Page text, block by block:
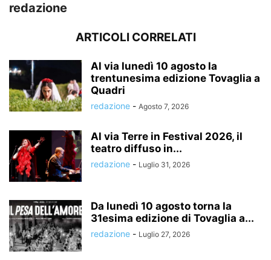
redazione
ARTICOLI CORRELATI
Al via lunedì 10 agosto la
trentunesima edizione Tovaglia a
Quadri
redazione - Agosto 7, 2026
Al via Terre in Festival 2026, il
teatro diffuso in...
redazione - Luglio 31, 2026
Da lunedì 10 agosto torna la
31esima edizione di Tovaglia a...
redazione - Luglio 27, 2026